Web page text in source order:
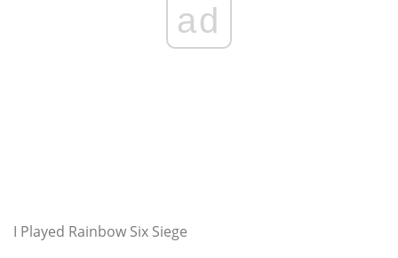
ad
I Played Rainbow Six Siege